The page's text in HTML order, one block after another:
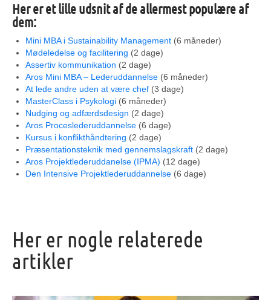
Her er et lille udsnit af de allermest populære af
dem:
Mini MBA i Sustainability Management (6 måneder)
Mødeledelse og facilitering (2 dage)
Assertiv kommunikation (2 dage)
Aros Mini MBA – Lederuddannelse (6 måneder)
At lede andre uden at være chef (3 dage)
MasterClass i Psykologi (6 måneder)
Nudging og adfærdsdesign (2 dage)
Aros Proceslederuddannelse (6 dage)
Kursus i konflikthåndtering (2 dage)
Præsentationsteknik med gennemslagskraft (2 dage)
Aros Projektlederuddanelse (IPMA) (12 dage)
Den Intensive Projektlederuddannelse (6 dage)
Her er nogle relaterede
artikler